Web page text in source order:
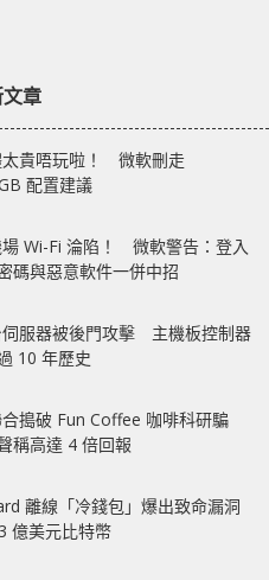
章
太貴唔玩啦！ 微軟刪走
配置建議
Wi-Fi 淪陷！ 微軟警告：登入
碼與惡意軟件一併中招
伺服器被後門攻擊 主機板控制器
10 年歷史
搗破 Fun Coffee 咖啡科研騙
高達 4 倍回報
離線「冷錢包」爆出致命漏洞
億美元比特幣